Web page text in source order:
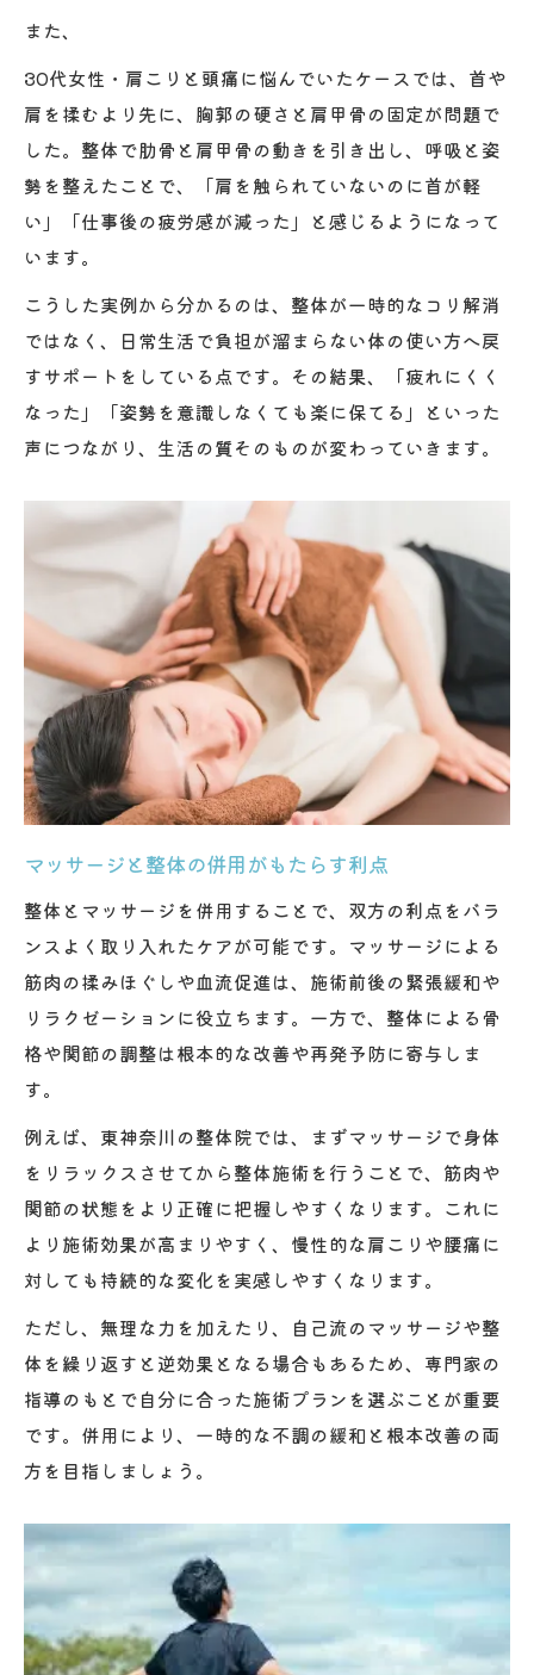
また、
30代女性・肩こりと頭痛に悩んでいたケースでは、首や
肩を揉むより先に、胸郭の硬さと肩甲骨の固定が問題で
した。整体で肋骨と肩甲骨の動きを引き出し、呼吸と姿
勢を整えたことで、「肩を触られていないのに首が軽
い」「仕事後の疲労感が減った」と感じるようになって
います。
こうした実例から分かるのは、整体が一時的なコリ解消
ではなく、日常生活で負担が溜まらない体の使い方へ戻
すサポートをしている点です。その結果、「疲れにくく
なった」「姿勢を意識しなくても楽に保てる」といった
声につながり、生活の質そのものが変わっていきます。
マッサージと整体の併用がもたらす利点
整体とマッサージを併用することで、双方の利点をバラ
ンスよく取り入れたケアが可能です。マッサージによる
筋肉の揉みほぐしや血流促進は、施術前後の緊張緩和や
リラクゼーションに役立ちます。一方で、整体による骨
格や関節の調整は根本的な改善や再発予防に寄与しま
す。
例えば、東神奈川の整体院では、まずマッサージで身体
をリラックスさせてから整体施術を行うことで、筋肉や
関節の状態をより正確に把握しやすくなります。これに
より施術効果が高まりやすく、慢性的な肩こりや腰痛に
対しても持続的な変化を実感しやすくなります。
ただし、無理な力を加えたり、自己流のマッサージや整
体を繰り返すと逆効果となる場合もあるため、専門家の
指導のもとで自分に合った施術プランを選ぶことが重要
です。併用により、一時的な不調の緩和と根本改善の両
方を目指しましょう。